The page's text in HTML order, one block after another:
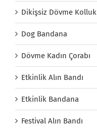
Dikişsiz Dövme Kolluk
Dog Bandana
Dövme Kadın Çorabı
Etkinlik Alın Bandı
Etkinlik Bandana
Festival Alın Bandı